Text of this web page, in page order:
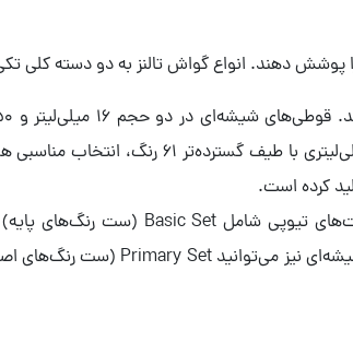
را پوشش دهند. انواع گواش تالنز به دو دسته
جذاب) در دسترس هستند. اگر کار با تیوپ را ترجیح می‌دهید،